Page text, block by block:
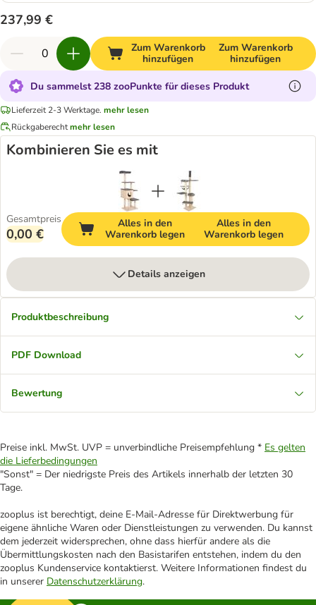
237,99 €
Zum Warenkorb
hinzufügen
Zum Warenkorb
hinzufügen
Du sammelst 238 zooPunkte für dieses Produkt
Lieferzeit 2-3 Werktage. mehr lesen
Rückgaberechtmehr lesen
Kombinieren Sie es mit
Gesamtpreis
0,00 €
Alles in den
Warenkorb legen
Alles in den
Warenkorb legen
Details anzeigen
Produktbeschreibung
PDF Download
Bewertung
Preise inkl. MwSt. UVP = unverbindliche Preisempfehlung * Es gelten
die Lieferbedingungen
"Sonst" = Der niedrigste Preis des Artikels innerhalb der letzten 30
Tage.
zooplus ist berechtigt, deine E-Mail-Adresse für Direktwerbung für
eigene ähnliche Waren oder Dienstleistungen zu verwenden. Du kannst
dem jederzeit widersprechen, ohne dass hierfür andere als die
Übermittlungskosten nach den Basistarifen entstehen, indem du den
zooplus Kundenservice kontaktierst. Weitere Informationen findest du
in unserer Datenschutzerklärung.